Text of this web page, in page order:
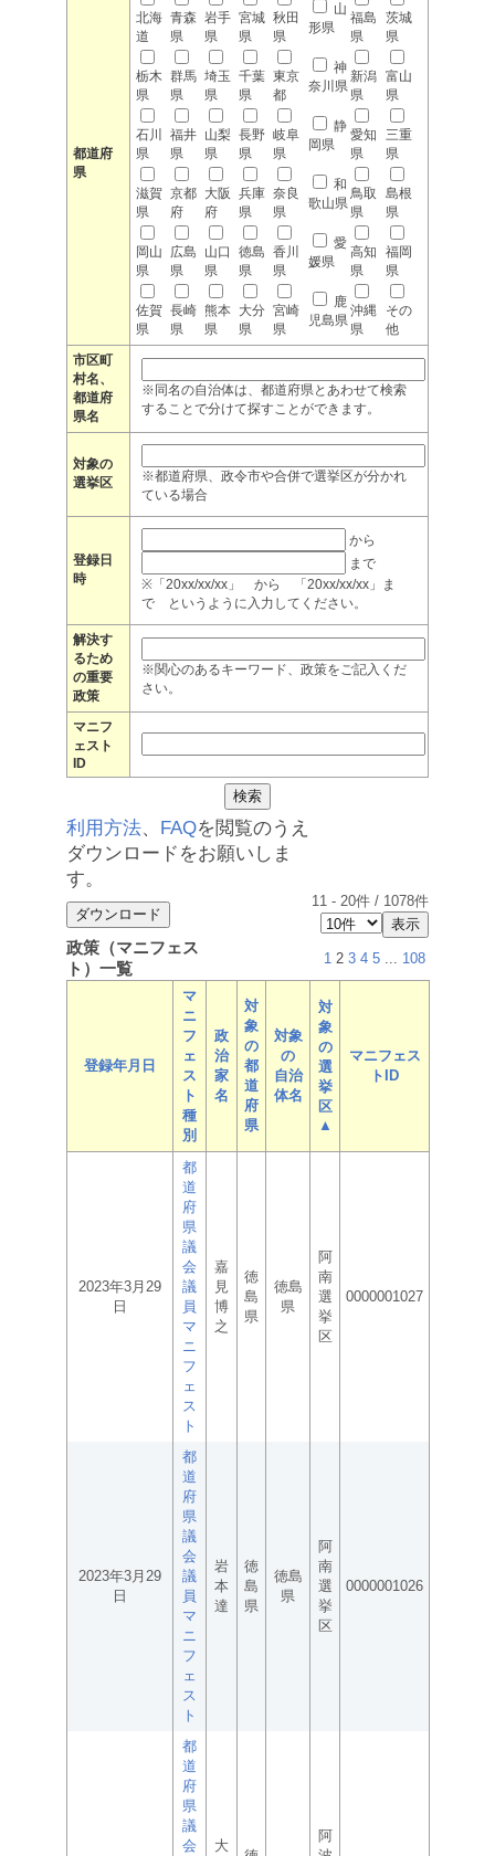
都道府
県
北海
道
青森
県
岩手
県
宮城
県
秋田
県
山
形県
福島
県
茨城
県
栃木
県
群馬
県
埼玉
県
千葉
県
東京
都
神
奈川県
新潟
県
富山
県
石川
県
福井
県
山梨
県
長野
県
岐阜
県
静
岡県
愛知
県
三重
県
滋賀
県
京都
府
大阪
府
兵庫
県
奈良
県
和
歌山県
鳥取
県
島根
県
岡山
県
広島
県
山口
県
徳島
県
香川
県
愛
媛県
高知
県
福岡
県
佐賀
県
長崎
県
熊本
県
大分
県
宮崎
県
鹿
児島県
沖縄
県
その
他
市区町
村名、
都道府
県名
※同名の自治体は、都道府県とあわせて検索
することで分けて探すことができます。
対象の
選挙区
※都道府県、政令市や合併で選挙区が分かれ
ている場合
登録日
時
から
まで
※「20xx/xx/xx」 から 「20xx/xx/xx」ま
で というように入力してください。
解決す
るため
の重要
政策
※関心のあるキーワード、政策をご記入くだ
さい。
マニフ
ェスト
ID
利用方法、 FAQを閲覧のうえ
ダウンロードをお願いしま
す。
11 - 20件 / 1078件
政策（マニフェス
ト）一覧
1 2 3 4 5 ... 108
登録年月日
マ
ニ
フ
ェ
ス
ト
種
別
政
治
家
名
対
象
の
都
道
府
県
対象
の
自治
体名
対
象
の
選
挙
区
▲
マニフェス
トID
2023年3月29
日
都
道
府
県
議
会
議
員
マ
ニ
フ
ェ
ス
ト
嘉
見
博
之
徳
島
県
徳島
県
阿
南
選
挙
区
0000001027
2023年3月29
日
都
道
府
県
議
会
議
員
マ
ニ
フ
ェ
ス
ト
岩
本
達
徳
島
県
徳島
県
阿
南
選
挙
区
0000001026
都
道
府
県
議
会
大
阿